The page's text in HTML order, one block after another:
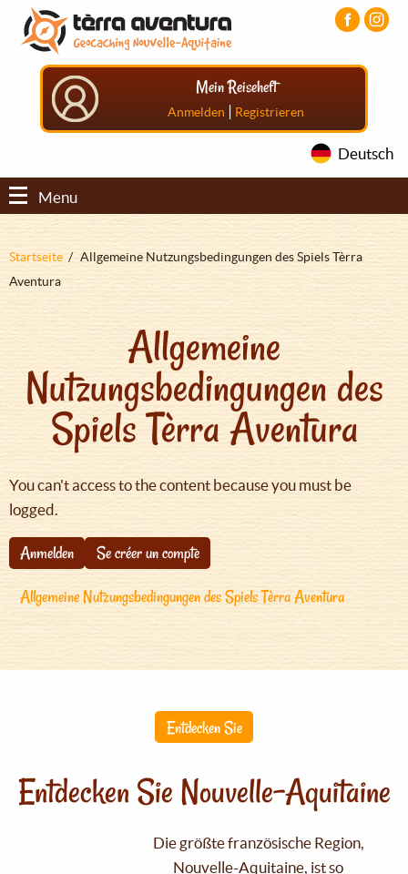
Direkt
zum
Inhalt
Aller
menu
principal
Aller
pied
Mein Reiseheft
Anmelden | Registrieren
Deutsch
Menu
Pfadnavigation
Startseite
Allgemeine Nutzungsbedingungen des Spiels Tèrra
Aventura
Allgemeine
Nutzungsbedingungen des
Spiels Tèrra Aventura
You can't access to the content because you must be
logged.
Anmelden
Se créer un compte
Allgemeine Nutzungsbedingungen des Spiels Tèrra Aventura
Entdecken Sie
Entdecken Sie Nouvelle-Aquitaine
Die größte französische Region,
Nouvelle-Aquitaine, ist so